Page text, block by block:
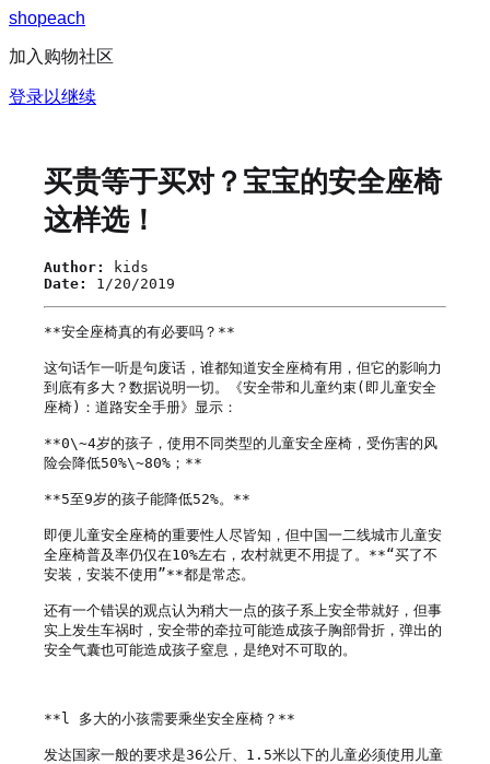
shopeach
加入购物社区
登录以继续
买贵等于买对？宝宝的安全座椅
这样选！
Author:
kids
Date:
1/20/2019
**安全座椅真的有必要吗？**
这句话乍一听是句废话，谁都知道安全座椅有用，但它的影响力
到底有多大？数据说明一切。《安全带和儿童约束(即儿童安全
座椅)：道路安全手册》显示：
**0\~4岁的孩子，使用不同类型的儿童安全座椅，受伤害的风
险会降低50%\~80%；**
**5至9岁的孩子能降低52%。**
即便儿童安全座椅的重要性人尽皆知，但中国一二线城市儿童安
全座椅普及率仍仅在10%左右，农村就更不用提了。**“买了不
安装，安装不使用”**都是常态。
还有一个错误的观点认为稍大一点的孩子系上安全带就好，但事
实上发生车祸时，安全带的牵拉可能造成孩子胸部骨折，弹出的
安全气囊也可能造成孩子窒息，是绝对不可取的。
**l 多大的小孩需要乘坐安全座椅？**
发达国家一般的要求是36公斤、1.5米以下的儿童必须使用儿童